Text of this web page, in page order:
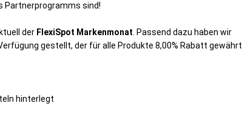
Partnerprogramms sind!
der FlexiSpot Markenmonat . Passend dazu haben wir
gestellt, der für alle Produkte 8,00% Rabatt gewährt.
hinterlegt